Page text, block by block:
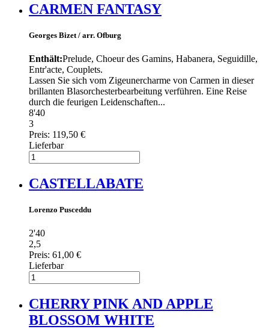
CARMEN FANTASY
Georges Bizet / arr. Ofburg
Enthält:Prelude, Choeur des Gamins, Habanera, Seguidille,
Entr'acte, Couplets.
Lassen Sie sich vom Zigeunercharme von Carmen in dieser
brillanten Blasorchesterbearbeitung verführen. Eine Reise
durch die feurigen Leidenschaften...
8'40
3
Preis: 119,50 €
Lieferbar
CASTELLABATE
Lorenzo Pusceddu
2'40
2,5
Preis: 61,00 €
Lieferbar
CHERRY PINK AND APPLE
BLOSSOM WHITE